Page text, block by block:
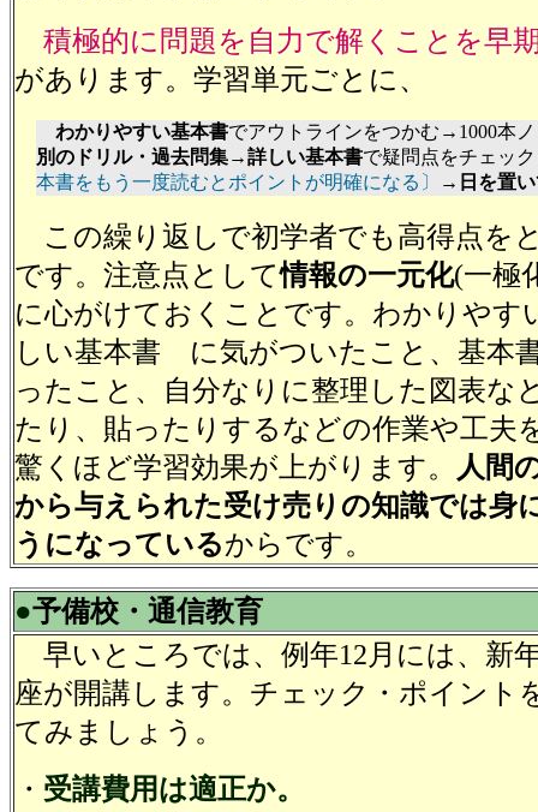
積極的に問題を自力で解くことを早
があります。学習単元ごとに、
わかりやすい基本書でアウトラインをつかむ→1000本
別のドリル・過去問集→詳しい基本書で疑問点をチェック
本書をもう一度読むとポイントが明確になる〕
→ 日を置
この繰り返しで初学者でも高得点を
です。注意点として情報の一元化(一極
に心がけておくことです。わかりやす
しい基本書 に気がついたこと、基本
ったこと、自分なりに整理した図表な
たり、貼ったりするなどの作業や工夫
驚くほど学習効果が上がります。
人間
から与えられた受け売りの知識では身
うになっているからです。
●予備校・通信教育
早いところでは、例年12月には、新
座が開講します。チェック・ポイント
てみましょう。
・ 受講費用は適正か。